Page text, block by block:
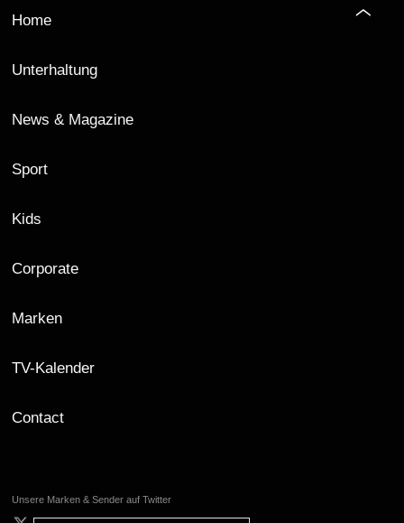
Home
Unterhaltung
News & Magazine
Sport
Kids
Corporate
Marken
TV-Kalender
Contact
Unsere Marken & Sender auf Twitter